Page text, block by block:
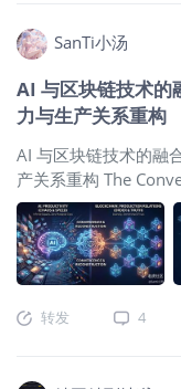
导致股价相对于比特
产生高溢价。 再融资
价，以更低的成本增
券，买入更多比特币
唯一玩家，他们虽然
但是没法控制住比特
然Michael Saylor不止
不会卖币，但财报中
出现极端债务违约风
迫出售部分比特币。
月，公司账上有 22.5
制度，而是由券商分
与打新，未参与承销
可供打新的美股新股
手都要抓，两手都赚
二、公司概况 BitGo
立于2013年，总部位
资产金融服务公司，
提供受监管的托管、
算及 RWA（现实世界
币化技术支持等金融
BTC交易价值，被视为
涨超0.9%，最高至
录！除美国通胀低于
美国逮捕委内瑞拉总
威胁吞并格陵兰岛，
另外，根据周一提交
在1月5日-11日购买
规模创去年7月以来
小时内约有2.7亿美元
货币市场，约有6亿
黄金的比值来
SanTi小汤
AI 与区块链技术的
力与生产关系重构
AI 与区块链技术的融
产关系重构 The
Blockchain:
Relations in the New
Li，春风君，Lisa，
（AI）与区块链数字
业分析与技术演进路
转发 4